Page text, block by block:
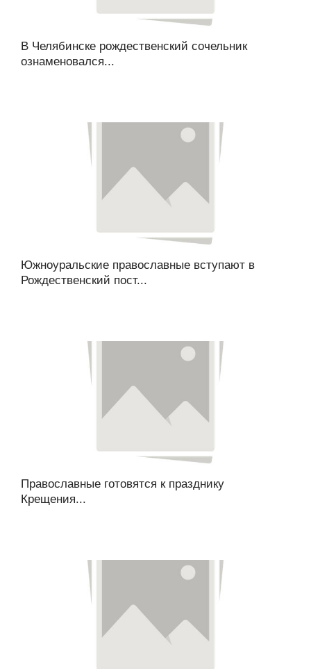
В Челябинске рождественский сочельник
ознаменовался...
Южноуральские православные вступают в
Рождественский пост...
Православные готовятся к празднику
Крещения...